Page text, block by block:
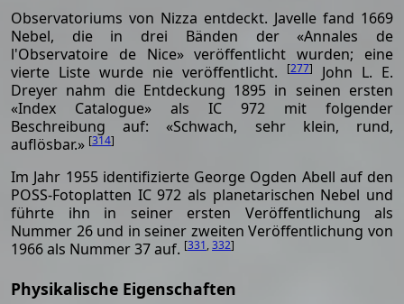
Observatoriums von Nizza entdeckt. Javelle fand 1669
Nebel, die in drei Bänden der «Annales de
l'Observatoire de Nice» veröffentlicht wurden; eine
vierte Liste wurde nie veröffentlicht.
[277]
John L. E.
Dreyer nahm die Entdeckung 1895 in seinen ersten
«Index Catalogue» als IC 972 mit folgender
Beschreibung auf: «Schwach, sehr klein, rund,
auflösbar.» [314]
Im Jahr 1955 identifizierte George Ogden Abell auf den
POSS-Fotoplatten IC 972 als planetarischen Nebel und
führte ihn in seiner ersten Veröffentlichung als
Nummer 26 und in seiner zweiten Veröffentlichung von
1966 als Nummer 37 auf. [331,332]
Physikalische Eigenschaften